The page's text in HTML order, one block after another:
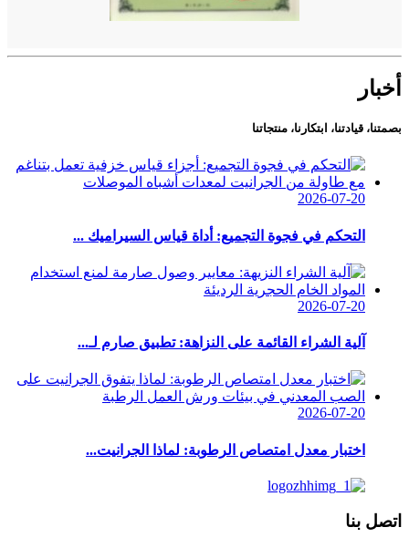
أخبار
بصمتنا، قيادتنا، ابتكارنا، منتجاتنا
2026-07-20
التحكم في فجوة التجميع: أداة قياس السيراميك ...
2026-07-20
آلية الشراء القائمة على النزاهة: تطبيق صارم لـ...
2026-07-20
اختبار معدل امتصاص الرطوبة: لماذا الجرانيت...
اتصل بنا